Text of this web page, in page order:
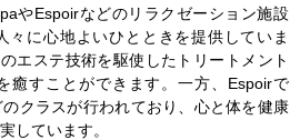
やEspoirなどのリラクゼーション施設
々に心地よいひとときを提供していま
エステ技術を駆使したトリートメント
癒すことができます。一方、Espoirで
クラスが行われており、心と体を健康
しています。